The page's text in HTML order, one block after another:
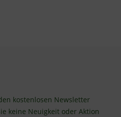
kostenlosen Newsletter
keine Neuigkeit oder Aktion